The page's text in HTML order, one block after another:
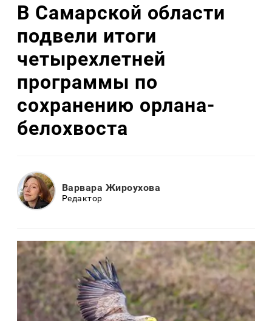
В Самарской области
подвели итоги
четырехлетней
программы по
сохранению орлана-
белохвоста
Варвара Жироухова
Редактор